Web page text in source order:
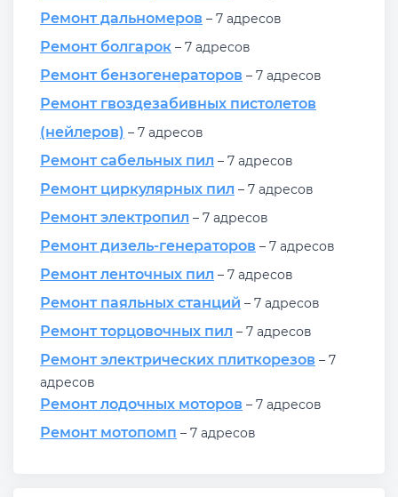
Ремонт дальномеров – 7 адресов
Ремонт болгарок – 7 адресов
Ремонт бензогенераторов – 7 адресов
Ремонт гвоздезабивных пистолетов
(нейлеров) – 7 адресов
Ремонт сабельных пил – 7 адресов
Ремонт циркулярных пил – 7 адресов
Ремонт электропил – 7 адресов
Ремонт дизель-генераторов – 7 адресов
Ремонт ленточных пил – 7 адресов
Ремонт паяльных станций – 7 адресов
Ремонт торцовочных пил – 7 адресов
Ремонт электрических плиткорезов – 7
адресов
Ремонт лодочных моторов – 7 адресов
Ремонт мотопомп – 7 адресов